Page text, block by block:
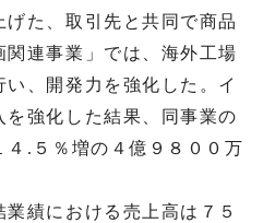
た、取引先と共同で商品
連事業」では、海外工場
、開発力を強化した。イ
を強化した結果、同事業の
４.５％増の４億９８００万
績における売上高は７５